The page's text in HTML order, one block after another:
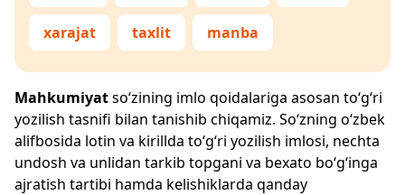
xarajat taxlit manba
Mahkumiyatso‘zining imlo qoidalariga asosan to‘g‘ri
yozilish tasnifi bilan tanishib chiqamiz. So‘zning o‘zbek
alifbosida lotin va kirillda to‘g‘ri yozilish imlosi, nechta
undosh va unlidan tarkib topgani va bexato bo‘g‘inga
ajratish tartibi hamda kelishiklarda qanday